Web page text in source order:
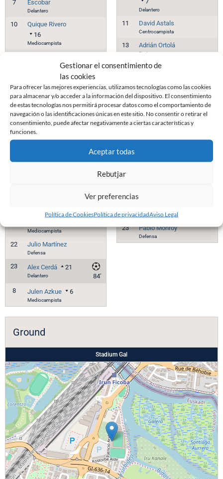
Gestionar el consentimiento de
las cookies
Para ofrecer las mejores experiencias, utilizamos tecnologías como las cookies
para almacenar y/o acceder a la información del dispositivo. El consentimiento
de estas tecnologías nos permitirá procesar datos como el comportamiento de
navegación o las identificaciones únicas en este sitio. No consentir o retirar el
consentimiento, puede afectar negativamente a ciertas características y
funciones.
Aceptar todas
Rebutjar
Ver preferencias
Política de CookiesPolítica de privacidadAviso Legal
7 Escobar
Delantero
10
Quique Rivero
16
Mediocampista
Mediocampista
14
Íñigo Muñoz
11
Mediocampista
15 Imanol Baz
Defensa
16
Mediocampista
22 Julio Martínez
Defensa
23 Alex Cerdá 21
Delantero
84'
8
Julen Azkue 6
Mediocampista
Delantero
11 David Astals
Centrocampista
13 Adrián Ortolá
Portero
14
Marcos Baselga
Delantero
15
Jon Ander
Amelibia
Defensa
90'
21
17
Vladys Kopotun
19
Mediocampista
23 Pablo Monroy
Defensa
Ground
Stadium Gal